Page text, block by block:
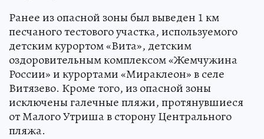
Ранее из опасной зоны был выведен 1 км
песчаного тестового участка, используемого
детским курортом «Вита», детским
оздоровительным комплексом «Жемчужина
России» и курортами «Мираклеон» в селе
Витязево. Кроме того, из опасной зоны
исключены галечные пляжи, протянувшиеся
от Малого Утриша в сторону Центрального
пляжа.